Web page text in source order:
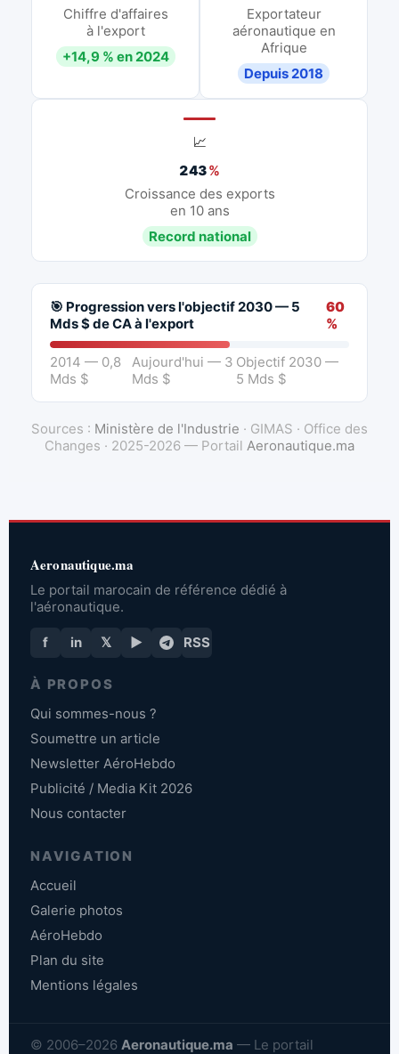
Chiffre d'affaires
à l'export
+14,9 % en 2024
Exportateur
aéronautique en
Afrique
Depuis 2018
📈
243%
Croissance des exports
en 10 ans
Record national
🎯 Progression vers l'objectif 2030 — 5
Mds $ de CA à l'export
60
%
2014 — 0,8
Mds $
Aujourd'hui — 3
Mds $
Objectif 2030 —
5 Mds $
Sources : Ministère de l'Industrie · GIMAS · Office des
Changes · 2025-2026 — Portail Aeronautique.ma
Aeronautique.ma
Le portail marocain de référence dédié à
l'aéronautique.
f in 𝕏 ▶ RSS
À PROPOS
Qui sommes-nous ?
Soumettre un article
Newsletter AéroHebdo
Publicité / Media Kit 2026
Nous contacter
NAVIGATION
Accueil
Galerie photos
AéroHebdo
Plan du site
Mentions légales
© 2006–2026 Aeronautique.ma — Le portail